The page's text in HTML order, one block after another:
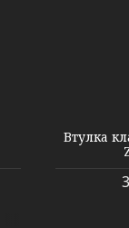
Втулка